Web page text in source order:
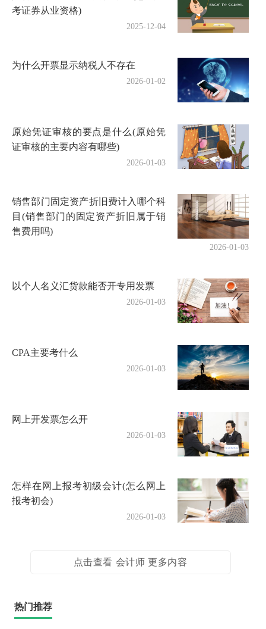
考证券从业资格)
2025-12-04
为什么开票显示纳税人不存在
2026-01-02
原始凭证审核的要点是什么(原始凭
证审核的主要内容有哪些)
2026-01-03
销售部门固定资产折旧费计入哪个科
目(销售部门的固定资产折旧属于销
售费用吗)
2026-01-03
以个人名义汇货款能否开专用发票
2026-01-03
CPA主要考什么
2026-01-03
网上开发票怎么开
2026-01-03
怎样在网上报考初级会计(怎么网上
报考初会)
2026-01-03
点击查看 会计师 更多内容
热门推荐